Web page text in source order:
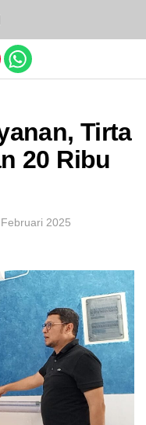
Tirta
20 Ribu
2025